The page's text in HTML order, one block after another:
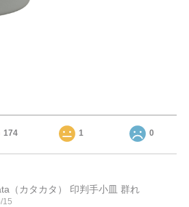
174 1 0
（カタカタ） 印判手小皿 群れ
15